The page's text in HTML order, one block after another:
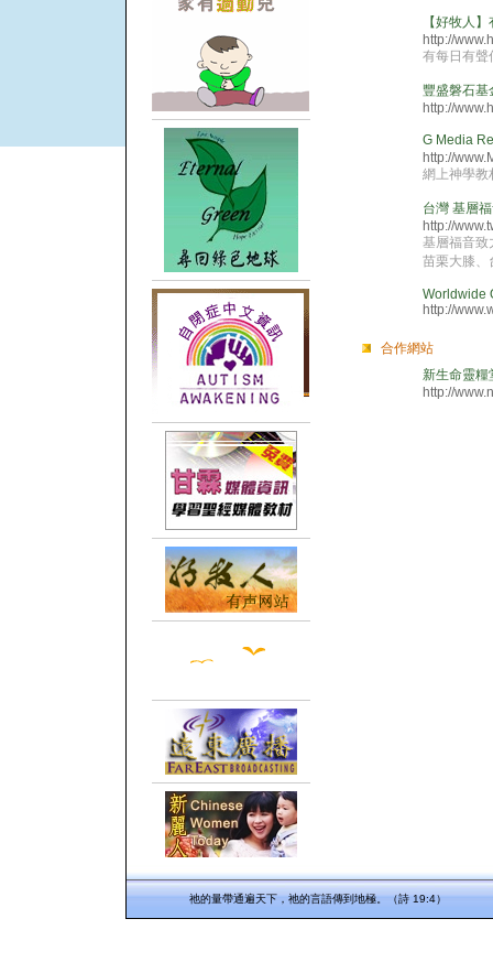
【好牧人
http://
有每日有聲
豐盛磐石
http://
G Media
http://
網上神學教
台灣 基層
http://
基層福音
苗栗大膝、
Worldwide
http://
合作網站
新生命靈糧
http://
祂的量帶通遍天下，祂的言語傳到地極。（詩 19:4）